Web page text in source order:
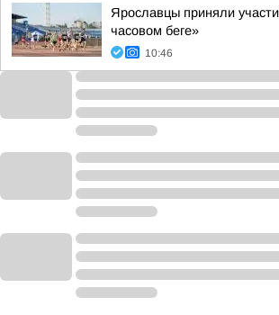
Ярославцы приняли
часовом беге»
10:46